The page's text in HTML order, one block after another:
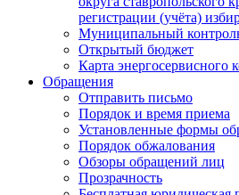
регистрации (учёта)
Муниципальный
Открытый бюджет
Карта энергосервисного
Обращения
Отправить письмо
Порядок и время приема
Установленные формы
Порядок обжалования
Обзоры обращений лиц
Прозрачность